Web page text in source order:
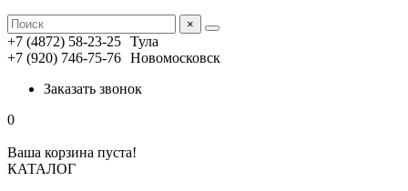
×
+7 (4872) 58-23-25 Тула
+7 (920) 746-75-76 Новомосковск
Заказать звонок
0
Ваша корзина пуста!
КАТАЛОГ